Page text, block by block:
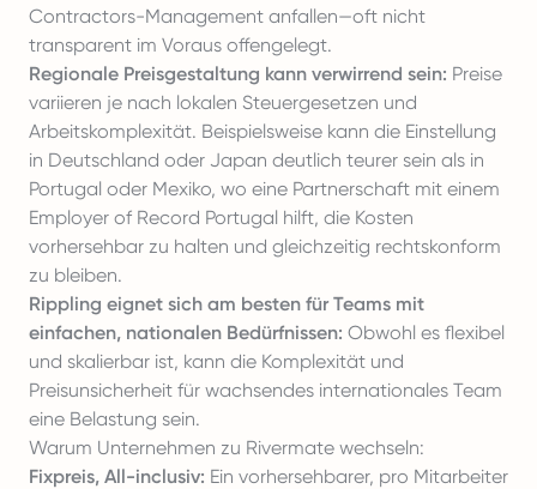
Contractors-Management anfallen—oft nicht
transparent im Voraus offengelegt.
Regionale Preisgestaltung kann verwirrend sein: Preise
variieren je nach lokalen Steuergesetzen und
Arbeitskomplexität. Beispielsweise kann die Einstellung
in Deutschland oder Japan deutlich teurer sein als in
Portugal oder Mexiko, wo eine Partnerschaft mit einem
Employer of Record Portugal hilft, die Kosten
vorhersehbar zu halten und gleichzeitig rechtskonform
zu bleiben.
Rippling eignet sich am besten für Teams mit
einfachen, nationalen Bedürfnissen: Obwohl es flexibel
und skalierbar ist, kann die Komplexität und
Preisunsicherheit für wachsendes internationales Team
eine Belastung sein.
Warum Unternehmen zu Rivermate wechseln:
Fixpreis, All-inclusiv: Ein vorhersehbarer, pro Mitarbeiter